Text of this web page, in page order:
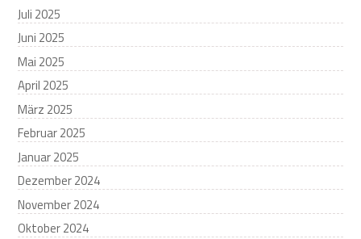
Juli 2025
Juni 2025
Mai 2025
April 2025
März 2025
Februar 2025
Januar 2025
Dezember 2024
November 2024
Oktober 2024